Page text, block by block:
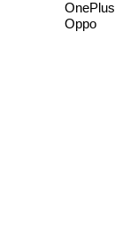
OnePlus
Oppo